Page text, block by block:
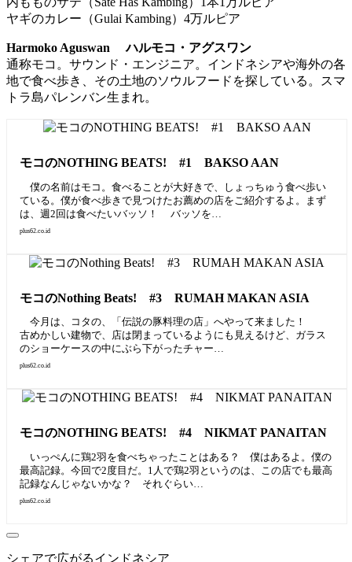
ヤギのカレー（Gulai Kambing）4万ルピア
Harmoko Aguswan ハルモコ・アグスワン
通称モコ。サウンド・エンジニア。インドネシアや海外の各
地で食べ歩き、その土地のソウルフードを探している。スマ
トラ島パレンバン生まれ。
モコのNOTHING BEATS! #1 BAKSO AAN
僕の名前はモコ。食べることが大好きで、しょっちゅう食べ歩い
ている。僕が食べ歩きで見つけたお薦めの店をご紹介するよ。まず
は、週2回は食べたいバッソ！ バッソを…
plus62.co.id
モコのNothing Beats! #3 RUMAH MAKAN ASIA
今月は、コタの、「伝説の豚料理の店」へやって来ました！
古めかしい建物で、店は閉まっているようにも見えるけど、ガラス
のショーケースの中にぶら下がったチャー…
plus62.co.id
モコのNOTHING BEATS! #4 NIKMAT PANAITAN
いっぺんに鶏2羽を食べちゃったことはある？ 僕はあるよ。僕の
最高記録。今回で2度目だ。1人で鶏2羽というのは、この店でも最高
記録なんじゃないかな？ それぐらい…
plus62.co.id
シェアで広がるインドネシア